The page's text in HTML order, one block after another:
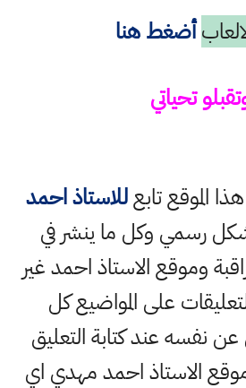
أضغط هنا
تحياتي
هذا الموقع تابعللاستاذ احمد
رسمي وكل ما ينشر في
وموقع الاستاذ احمد غير
على المواضيع كل
عند كتابة التعليق
الاستاذ احمد مهدي اي